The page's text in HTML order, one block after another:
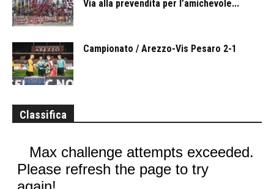
Via alla prevendita per l’amichevole...
Campionato / Arezzo-Vis Pesaro 2-1
Classifica